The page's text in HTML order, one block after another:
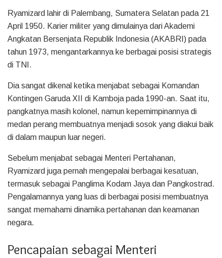
Ryamizard lahir di Palembang, Sumatera Selatan pada 21
April 1950. Karier militer yang dimulainya dari Akademi
Angkatan Bersenjata Republik Indonesia (AKABRI) pada
tahun 1973, mengantarkannya ke berbagai posisi strategis
di TNI.
Dia sangat dikenal ketika menjabat sebagai Komandan
Kontingen Garuda XII di Kamboja pada 1990-an. Saat itu,
pangkatnya masih kolonel, namun kepemimpinannya di
medan perang membuatnya menjadi sosok yang diakui baik
di dalam maupun luar negeri.
Sebelum menjabat sebagai Menteri Pertahanan,
Ryamizard juga pernah mengepalai berbagai kesatuan,
termasuk sebagai Panglima Kodam Jaya dan Pangkostrad.
Pengalamannya yang luas di berbagai posisi membuatnya
sangat memahami dinamika pertahanan dan keamanan
negara.
Pencapaian sebagai Menteri